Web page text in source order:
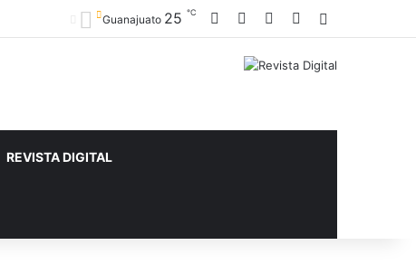
Guanajuato 25 ℃ Facebook YouTubeInstagram
REVISTA DIGITAL